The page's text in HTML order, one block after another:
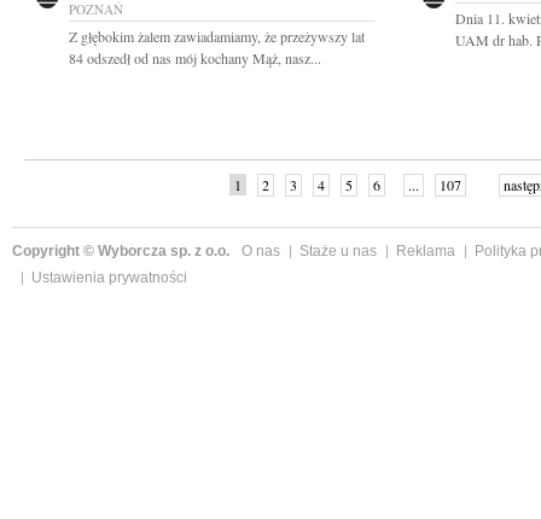
POZNAŃ
Z głębokim żalem zawiadamiamy, że przeżywszy lat
84 odszedł od nas mój kochany Mąż, nasz...
Dnia 11.
UAM dr hab.
1 2 3 4 5 6 ... 107
Copyright © Wyborcza sp. z o.o. O nas Staże u nas Reklama
Polityka
Ustawienia prywatności